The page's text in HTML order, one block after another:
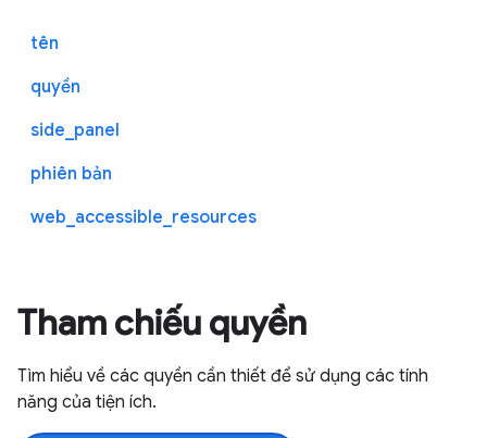
tên
quyền
side_panel
phiên bản
web_accessible_resources
Tham chiếu quyền
Tìm hiểu về các quyền cần thiết để sử dụng các tính
năng của tiện ích.